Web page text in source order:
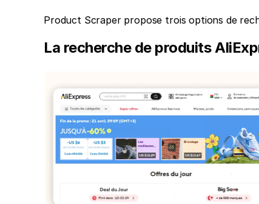
Product Scraper propose trois options de
La recherche de produits